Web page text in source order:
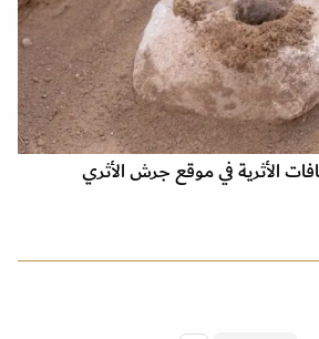
الأثرية في موقع جرش الأثري